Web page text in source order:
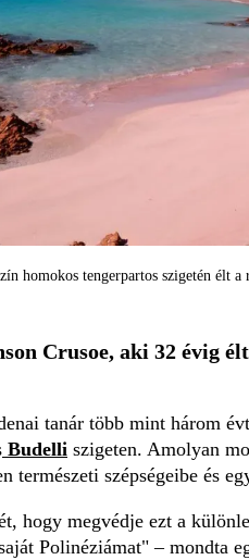
homokos tengerpartos szigetén élt
Crusoe, aki 32 évig
tanár több mint három
Budelli szigeten. Amolyan
természeti szépségeibe és
hogy megvédje ezt a
Polinéziámat" – mondta